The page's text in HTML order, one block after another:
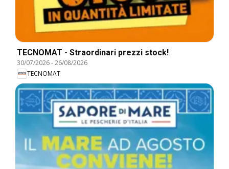
TECNOMAT - Straordinari prezzi stock!
30/07/2026-26/08/2026
TECNOMAT